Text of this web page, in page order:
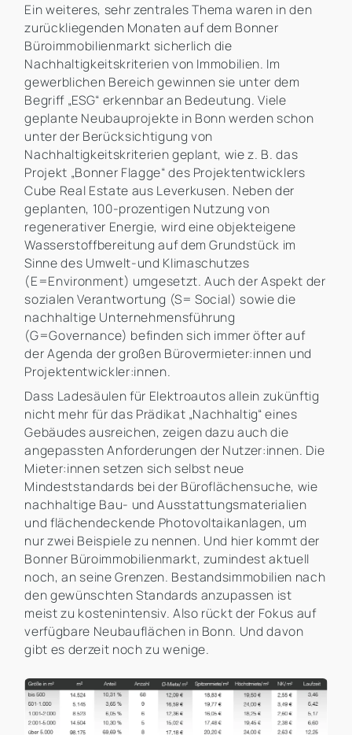
Ein weiteres, sehr zentrales Thema waren in den
zurückliegenden Monaten auf dem Bonner
Büroimmobilienmarkt sicherlich die
Nachhaltigkeitskriterien von Immobilien. Im
gewerblichen Bereich gewinnen sie unter dem
Begriff „ESG“ erkennbar an Bedeutung. Viele
geplante Neubauprojekte in Bonn werden schon
unter der Berücksichtigung von
Nachhaltigkeitskriterien geplant, wie z. B. das
Projekt „Bonner Flagge“ des Projektentwicklers
Cube Real Estate aus Leverkusen. Neben der
geplanten, 100-prozentigen Nutzung von
regenerativer Energie, wird eine objekteigene
Wasserstoffbereitung auf dem Grundstück im
Sinne des Umwelt-und Klimaschutzes
(E=Environment) umgesetzt. Auch der Aspekt der
sozialen Verantwortung (S= Social) sowie die
nachhaltige Unternehmensführung
(G=Governance) befinden sich immer öfter auf
der Agenda der großen Bürovermieter:innen und
Projektentwickler:innen.
Dass Ladesäulen für Elektroautos allein zukünftig
nicht mehr für das Prädikat „Nachhaltig“ eines
Gebäudes ausreichen, zeigen dazu auch die
angepassten Anforderungen der Nutzer:innen. Die
Mieter:innen setzen sich selbst neue
Mindeststandards bei der Büroflächensuche, wie
nachhaltige Bau- und Ausstattungsmaterialien
und flächendeckende Photovoltaikanlagen, um
nur zwei Beispiele zu nennen. Und hier kommt der
Bonner Büroimmobilienmarkt, zumindest aktuell
noch, an seine Grenzen. Bestandsimmobilien nach
den gewünschten Standards anzupassen ist
meist zu kostenintensiv. Also rückt der Fokus auf
verfügbare Neubauflächen in Bonn. Und davon
gibt es derzeit noch zu wenige.